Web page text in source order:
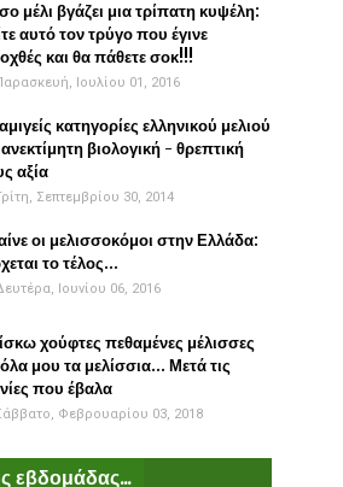
μέλι βγάζει μια τρίπατη κυψέλη:
αυτό τον τρύγο που έγινε
και θα πάθετε σοκ!!!
Ιουλίου 01, 2016
κατηγορίες ελληνικού μελιού
βιολογική - θρεπτική
αξία
Σεπτεμβρίου 30, 2014
οι μελισσοκόμοι στην Ελλάδα:
το τέλος...
Ιουνίου 06, 2016
χούφτες πεθαμένες μέλισσες
μου τα μελίσσια... Μετά τις
που έβαλα
Φεβρουαρίου 03, 2018
εβδομάδας...